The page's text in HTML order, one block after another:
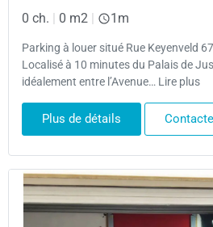
0 ch. | 0 m2 | 1m
Parking à louer situé Rue Keyenveld
Localisé à 10 minutes du Palais de
idéalement entre l’Avenue… Lire plus
Plus de détails